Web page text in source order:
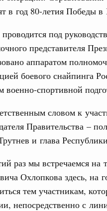
в год 80-летия Победы
под
представителя
аппаратом
боевого снайпинга
военно-спортивной
словом к
Правительства –
и глава
раз мы встречаемся на
Охлопкова здесь, на
тем участникам,
непосредственно с
профессиональный праздник
8 августа, суббота
перечень
от НДФЛ
года
поручения по
индустрия